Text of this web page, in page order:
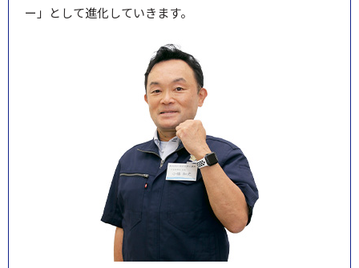
ー」として進化していきます。